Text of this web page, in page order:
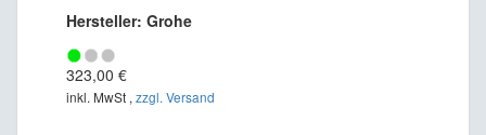
Hersteller: Grohe
323,00 €
inkl. MwSt , zzgl. Versand